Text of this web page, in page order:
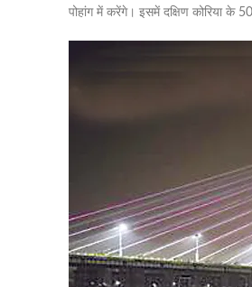
पोहांग में करेंगे। इसमें दक्षिण कोरिया